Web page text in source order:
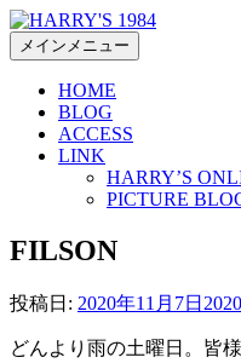
コ
ン
プ
メインメニュー
HOME
BLOG
ACCESS
LINK
HARRY’S
PICTURE
FILSON
投稿日: 2020年11月7日
どんより雨の土曜日。皆